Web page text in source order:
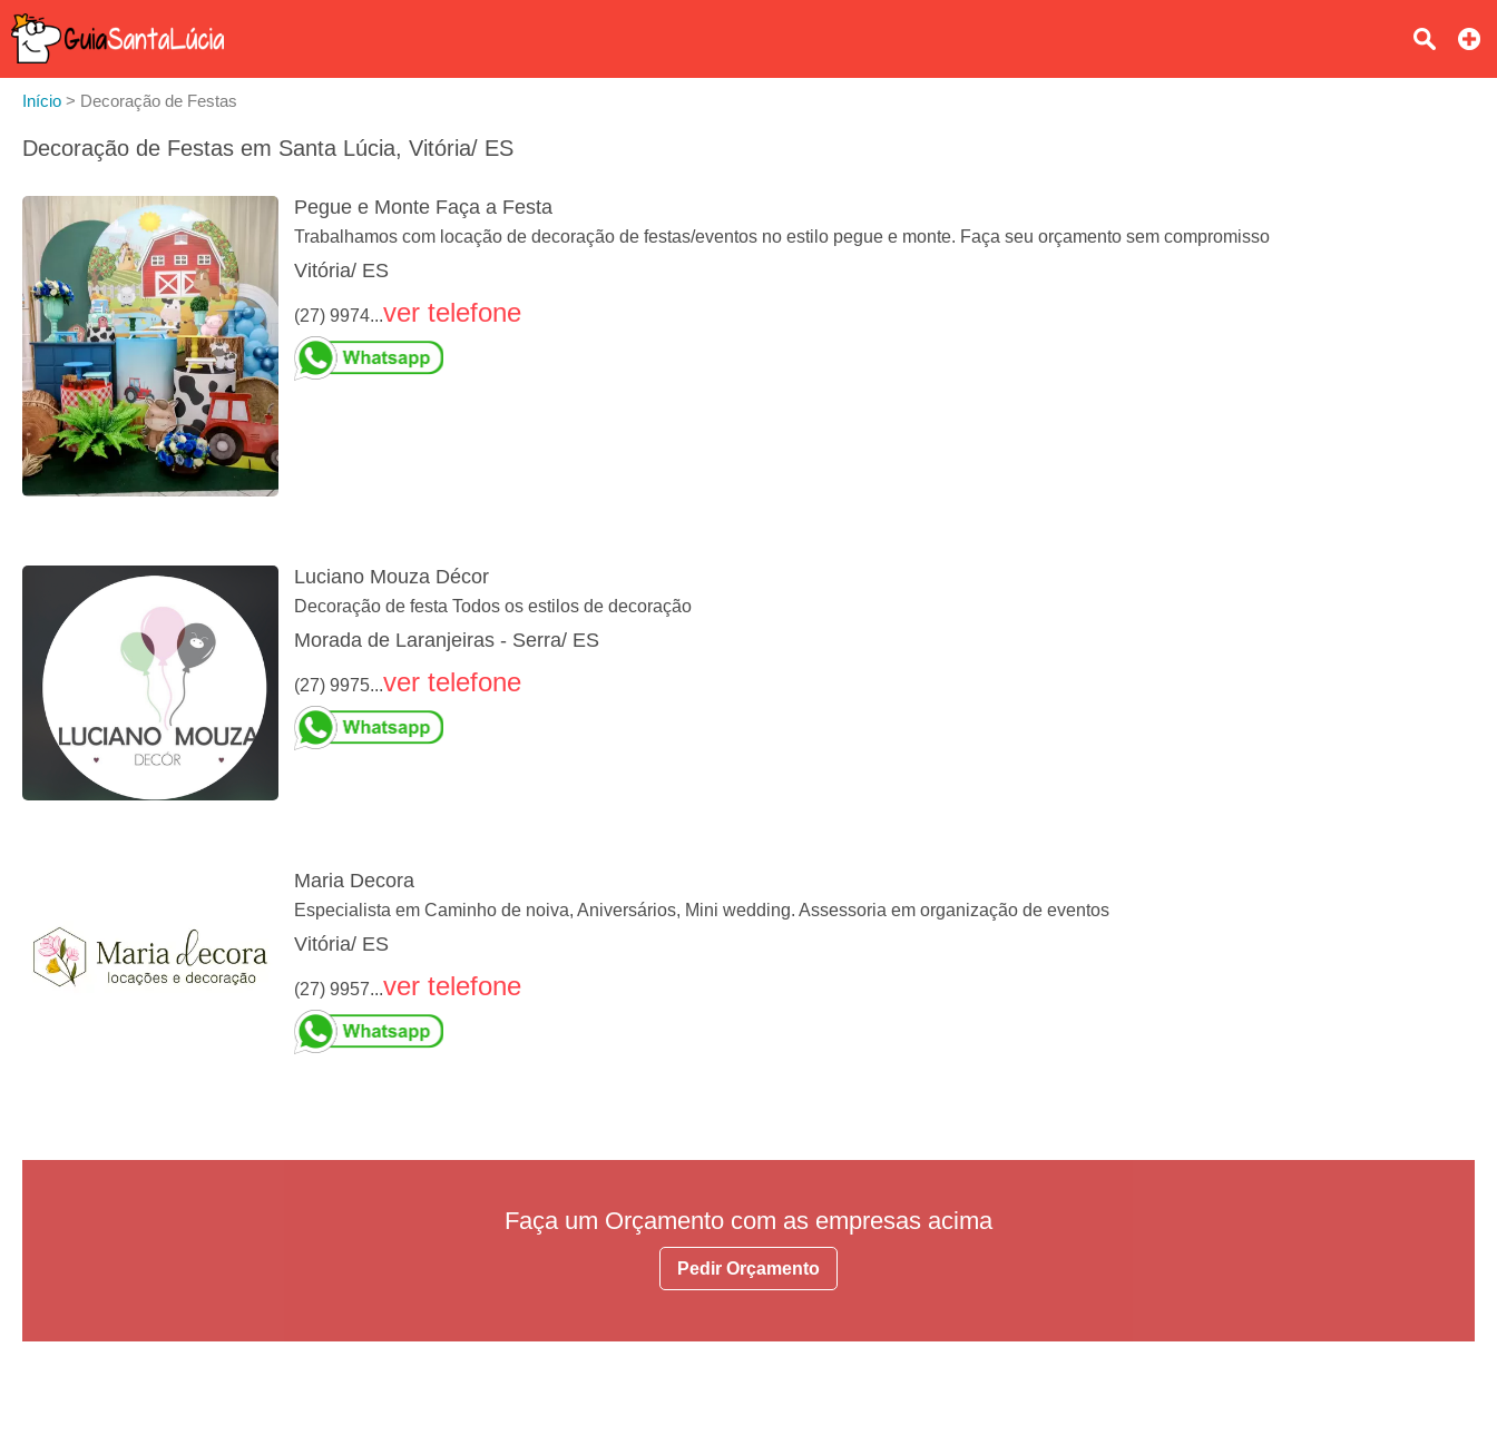
Início > Decoração de Festas
Decoração de Festas em Santa Lúcia, Vitória/ ES
Pegue e Monte Faça a Festa
Trabalhamos com locação de decoração de festas/eventos no estilo pegue e monte. Faça seu orçamento sem compromisso
Vitória/ ES
(27) 9974...ver telefone
Luciano Mouza Décor
Decoração de festa Todos os estilos de decoração
Morada de Laranjeiras - Serra/ ES
(27) 9975...ver telefone
Maria Decora
Especialista em Caminho de noiva, Aniversários, Mini wedding. Assessoria em organização de eventos
Vitória/ ES
(27) 9957...ver telefone
Faça um Orçamento com as empresas acima
Pedir Orçamento